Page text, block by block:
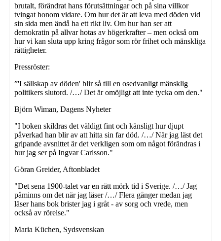
brutalt, förändrat hans förutsättningar och på sina villkor
tvingat honom vidare. Om hur det är att leva med döden vid
sin sida men ändå ha ett rikt liv. Om hur han ser att
demokratin på allvar hotas av högerkrafter – men också om
hur vi kan sluta upp kring frågor som rör frihet och mänskliga
rättigheter.
Pressröster:
”'I sällskap av döden' blir så till en osedvanligt mänsklig
politikers slutord. /…/ Det är omöjligt att inte tycka om den."
Björn Wiman, Dagens Nyheter
"I boken skildras det väldigt fint och känsligt hur djupt
påverkad han blir av att hitta sin far död. /…/ När jag läst det
gripande avsnittet är det verkligen som om något förändras i
hur jag ser på Ingvar Carlsson."
Göran Greider, Aftonbladet
"Det sena 1900-talet var en rätt mörk tid i Sverige. /…/ Jag
påminns om det när jag läser /…/ Flera gånger medan jag
läser hans bok brister jag i gråt - av sorg och vrede, men
också av rörelse."
Maria Küchen, Sydsvenskan